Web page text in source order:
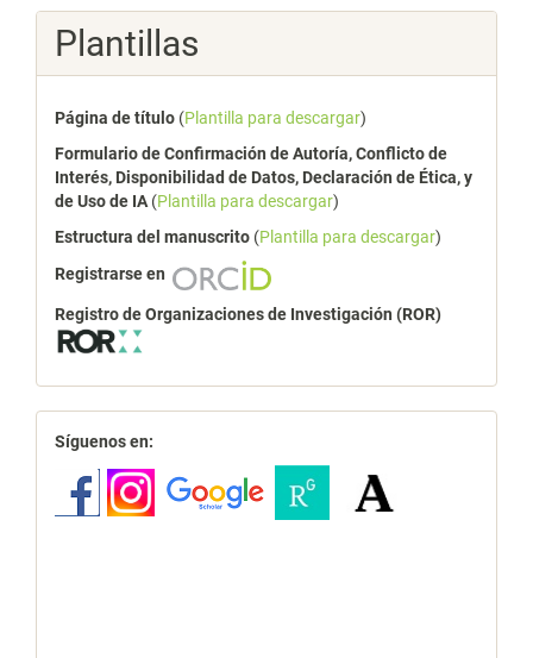
Plantillas
Página de título (Plantilla para descargar)
Formulario de Confirmación de Autoría, Conflicto de
Interés, Disponibilidad de Datos, Declaración de Ética, y
de Uso de IA (Plantilla para descargar)
Estructura del manuscrito (Plantilla para descargar)
Registrarse en
Registro de Organizaciones de Investigación (ROR)
redes
Síguenos en: